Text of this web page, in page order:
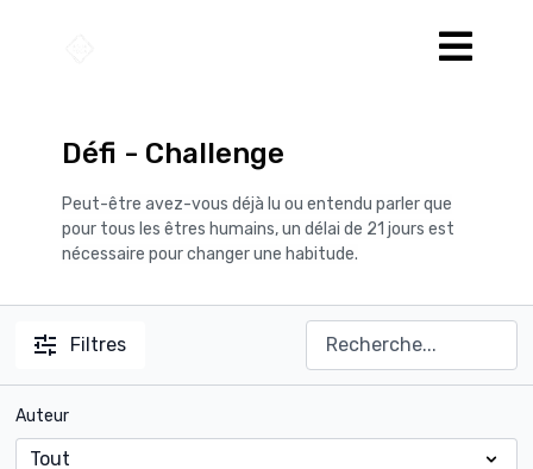
Défi - Challenge
Peut-être avez-vous déjà lu ou entendu parler que
pour tous les êtres humains, un délai de 21 jours est
nécessaire pour changer une habitude.
Filtres
Auteur